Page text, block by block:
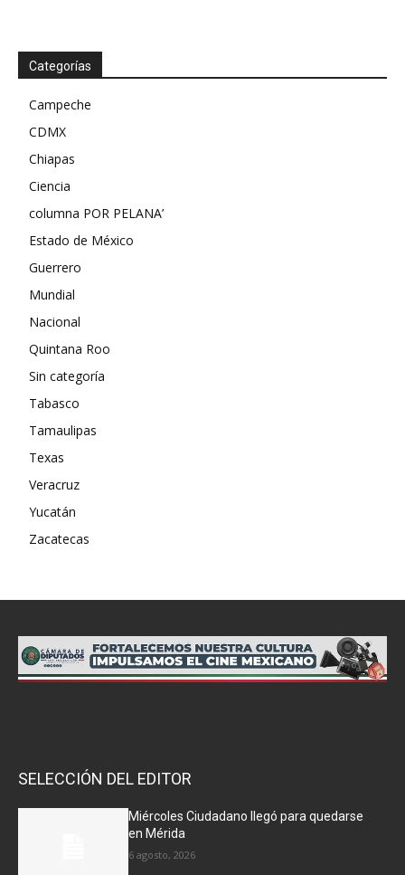
Categorías
Campeche
CDMX
Chiapas
Ciencia
columna POR PELANA’
Estado de México
Guerrero
Mundial
Nacional
Quintana Roo
Sin categoría
Tabasco
Tamaulipas
Texas
Veracruz
Yucatán
Zacatecas
SELECCIÓN DEL EDITOR
Miércoles Ciudadano llegó para quedarse
en Mérida
6 agosto, 2026